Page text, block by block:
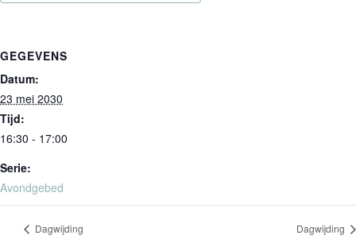
GEGEVENS
Datum:
23 mei 2030
Tijd:
16:30 - 17:00
Serie:
Avondgebed
Dagwijding Dagwijding